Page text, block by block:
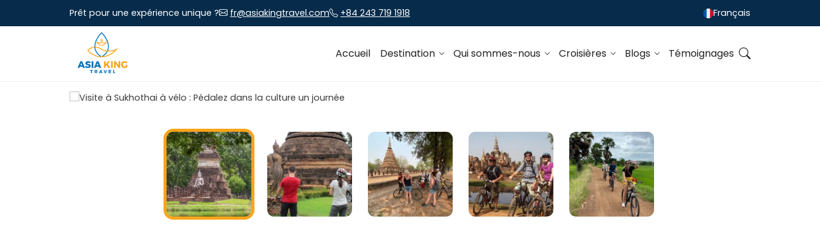
Prêt pour une expérience unique ? fr@asiakingtravel.com +84 243 719 1918 Français
Accueil Destination Qui sommes-nous Croisières Blogs Témoignages